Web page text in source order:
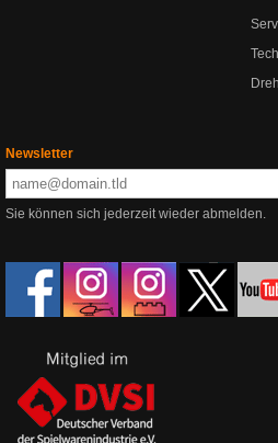
Newsletter
Sie können sich jederzeit wieder abmelden.